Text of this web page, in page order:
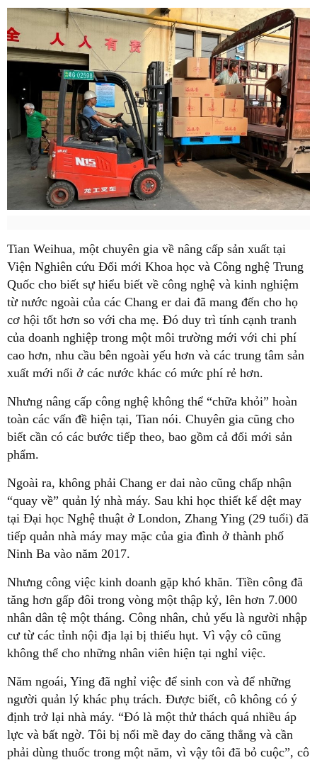
Tian Weihua, một chuyên gia về nâng cấp sản xuất tại
Viện Nghiên cứu Đổi mới Khoa học và Công nghệ Trung
Quốc cho biết sự hiểu biết về công nghệ và kinh nghiệm
từ nước ngoài của các Chang er dai đã mang đến cho họ
cơ hội tốt hơn so với cha mẹ. Đó duy trì tính cạnh tranh
của doanh nghiệp trong một môi trường mới với chi phí
cao hơn, nhu cầu bên ngoài yếu hơn và các trung tâm sản
xuất mới nổi ở các nước khác có mức phí rẻ hơn.
Nhưng nâng cấp công nghệ không thể “chữa khỏi” hoàn
toàn các vấn đề hiện tại, Tian nói. Chuyên gia cũng cho
biết cần có các bước tiếp theo, bao gồm cả đổi mới sản
phẩm.
Ngoài ra, không phải Chang er dai nào cũng chấp nhận
“quay về” quản lý nhà máy. Sau khi học thiết kế dệt may
tại Đại học Nghệ thuật ở London, Zhang Ying (29 tuổi) đã
tiếp quản nhà máy may mặc của gia đình ở thành phố
Ninh Ba vào năm 2017.
Nhưng công việc kinh doanh gặp khó khăn. Tiền công đã
tăng hơn gấp đôi trong vòng một thập kỷ, lên hơn 7.000
nhân dân tệ một tháng. Công nhân, chủ yếu là người nhập
cư từ các tỉnh nội địa lại bị thiếu hụt. Vì vậy cô cũng
không thể cho những nhân viên hiện tại nghỉ việc.
Năm ngoái, Ying đã nghỉ việc để sinh con và để những
người quản lý khác phụ trách. Được biết, cô không có ý
định trở lại nhà máy. “Đó là một thử thách quá nhiều áp
lực và bất ngờ. Tôi bị nổi mề đay do căng thẳng và cần
phải dùng thuốc trong một năm, vì vậy tôi đã bỏ cuộc”, cô